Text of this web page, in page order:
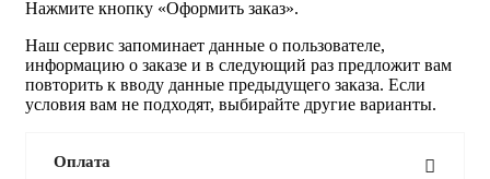
Нажмите кнопку «Оформить заказ».
Наш сервис запоминает данные о пользователе,
информацию о заказе и в следующий раз предложит вам
повторить к вводу данные предыдущего заказа. Если
условия вам не подходят, выбирайте другие варианты.
Оплата